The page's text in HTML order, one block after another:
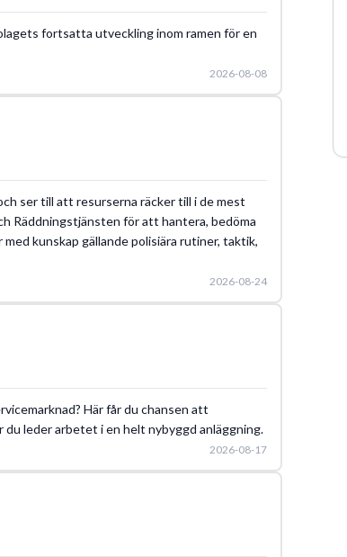
fortsatta utveckling inom ramen för en
2026-08-08
ser till att resurserna räcker till i de mest
Räddningstjänsten för att hantera, bedöma
kunskap gällande polisiära rutiner, taktik,
2026-08-24
Här får du chansen att
leder arbetet i en helt nybyggd anläggning.
2026-08-17